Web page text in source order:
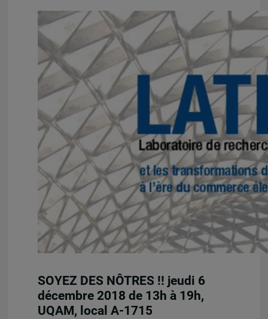
SOYEZ DES NÔTRES !! jeudi 6
décembre 2018 de 13h à 19h,
UQAM, local A-1715